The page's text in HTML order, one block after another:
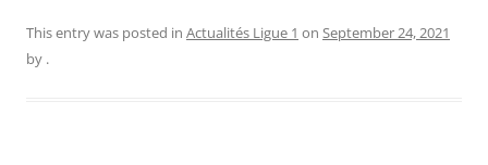
This entry was posted in Actualités Ligue 1 on September 24, 2021
by .